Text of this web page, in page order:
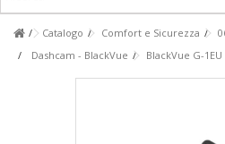
Catalogo Comfort e Sicurezza
Dashcam - BlackVue
BlackVue G-